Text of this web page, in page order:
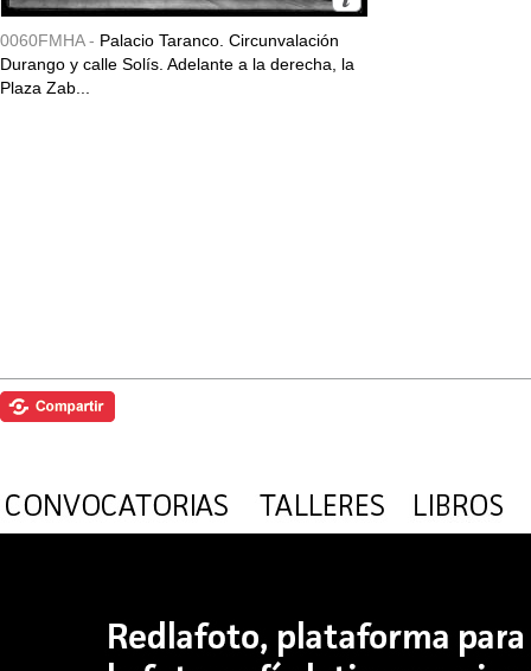
0060FMHA - Palacio Taranco. Circunvalación
Durango y calle Solís. Adelante a la derecha, la
Plaza Zab...